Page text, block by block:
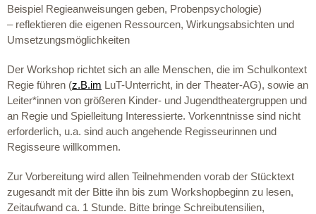
Beispiel Regieanweisungen geben, Probenpsychologie)
– reflektieren die eigenen Ressourcen, Wirkungsabsichten und
Umsetzungsmöglichkeiten
Der Workshop richtet sich an alle Menschen, die im Schulkontext
Regie führen (z.B.im LuT-Unterricht, in der Theater-AG), sowie an
Leiter*innen von größeren Kinder- und Jugendtheatergruppen und
an Regie und Spielleitung Interessierte. Vorkenntnisse sind nicht
erforderlich, u.a. sind auch angehende Regisseurinnen und
Regisseure willkommen.
Zur Vorbereitung wird allen Teilnehmenden vorab der Stücktext
zugesandt mit der Bitte ihn bis zum Workshopbeginn zu lesen,
Zeitaufwand ca. 1 Stunde. Bitte bringe Schreibutensilien,